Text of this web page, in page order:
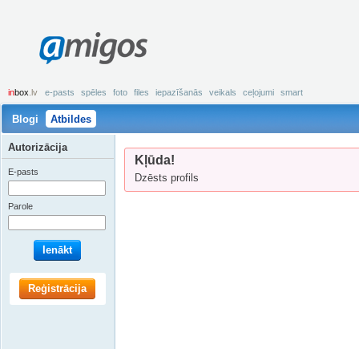
amigos
inbox .lv e-pasts spēles foto files iepazīšanās veikals ceļojumi smart
Blogi Atbildes
Kļūda!
Dzēsts profils
Autorizācija
E-pasts
Parole
Ienākt
Reģistrācija